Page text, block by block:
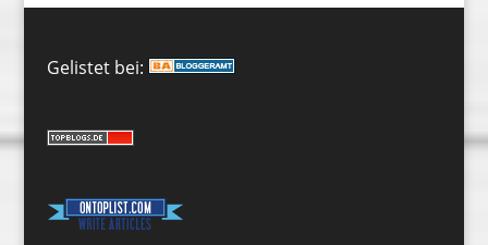
Gelistet bei: